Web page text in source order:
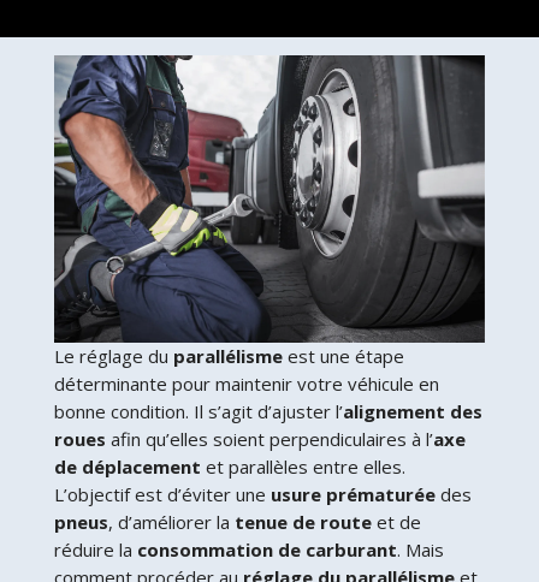
Le réglage du parallélismeest une étape
déterminante pour maintenir votre véhicule en
bonne condition. Il s’agit d’ajuster l’alignement des
roues afin qu’elles soient perpendiculaires à l’axe
de déplacement et parallèles entre elles.
L’objectif est d’éviter une usure prématuréedes
pneus, d’améliorer la tenue de routeet de
réduire la consommation de carburant. Mais